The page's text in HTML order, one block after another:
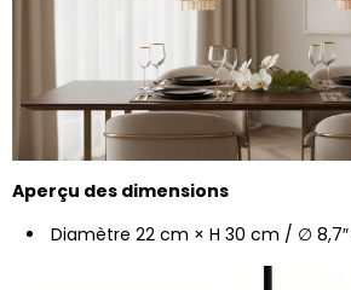
Aperçu des dimensions
Diamètre 22 cm × H 30 cm / ∅ 8,7″